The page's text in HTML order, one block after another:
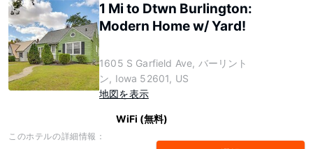
1 Mi to Dtwn Burlington:
Modern Home w/ Yard!
1605 S Garfield Ave, バーリント
ン, Iowa 52601, US
地図を表示
WiFi (無料)
このホテルの詳細情報：